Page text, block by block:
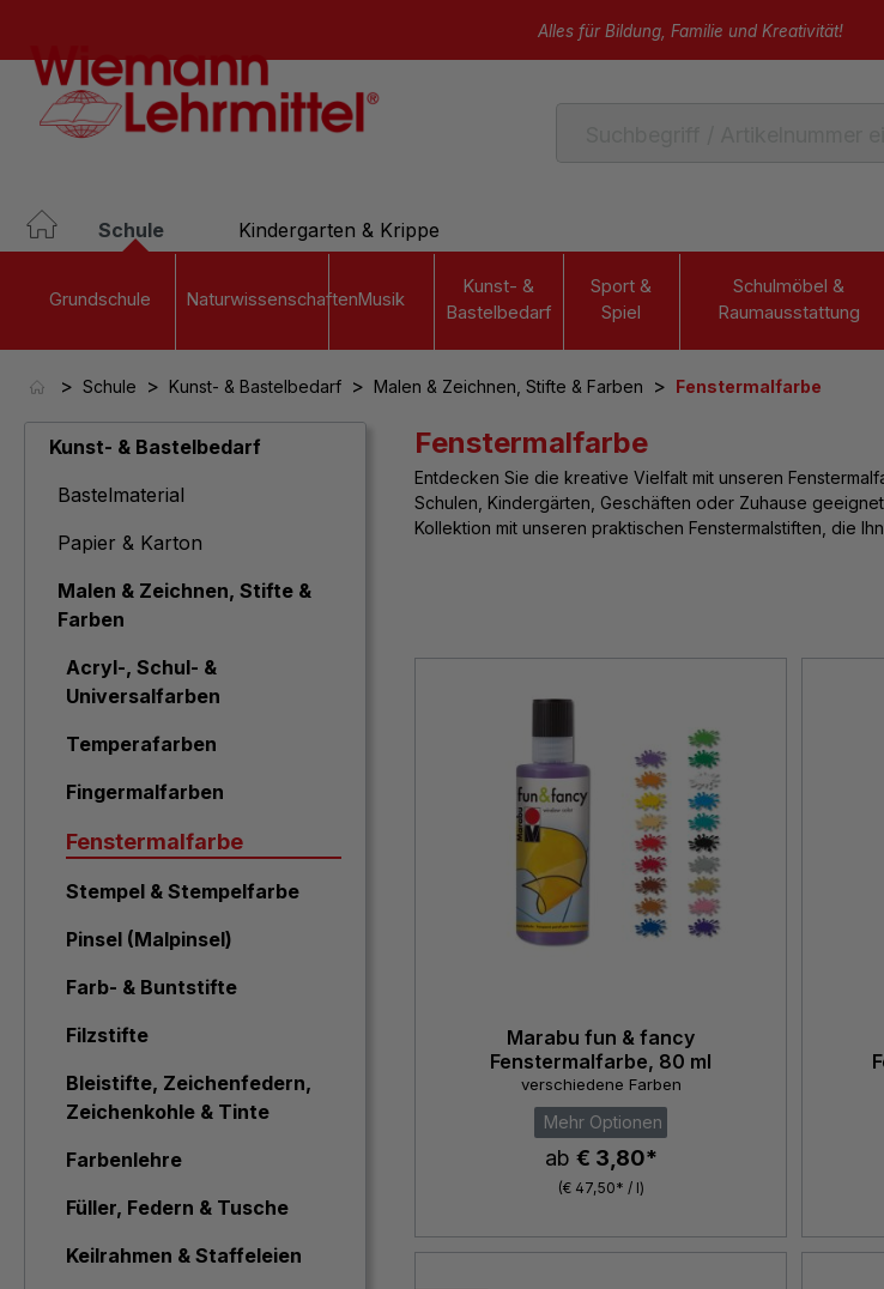
Alles für Bildung, Familie und Kreativität!
Schule Kindergarten & Krippe
Grundschule NaturwissenschaftenMusik
Kunst- &
Bastelbedarf
Sport &
Spiel
Schulmöbel &
Raumausstattung
> Schule > Kunst- & Bastelbedarf > Malen & Zeichnen, Stifte & Farben > Fenstermalfarbe
Kunst- & Bastelbedarf
Bastelmaterial
Papier & Karton
Malen & Zeichnen, Stifte &
Farben
Acryl-, Schul- &
Universalfarben
Temperafarben
Fingermalfarben
Fenstermalfarbe
Stempel & Stempelfarbe
Pinsel (Malpinsel)
Farb- & Buntstifte
Filzstifte
Bleistifte, Zeichenfedern,
Zeichenkohle & Tinte
Farbenlehre
Füller, Federn & Tusche
Keilrahmen & Staffeleien
Fenstermalfarbe
Entdecken Sie die kreative Vielfalt mit unseren
Schulen, Kindergärten, Geschäften oder Zuhause
Kollektion mit unseren praktischen Fenstermalstiften, die
Marabu fun & fancy
Fenstermalfarbe, 80 ml
verschiedene Farben
Mehr Optionen
ab € 3,80*
(€ 47,50* / l)